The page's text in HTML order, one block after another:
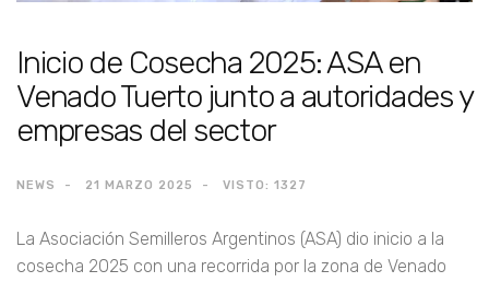
Inicio de Cosecha 2025: ASA en
Venado Tuerto junto a autoridades y
empresas del sector
NEWS 21 MARZO 2025 VISTO: 1327
La Asociación Semilleros Argentinos (ASA) dio inicio a la
cosecha 2025 con una recorrida por la zona de Venado